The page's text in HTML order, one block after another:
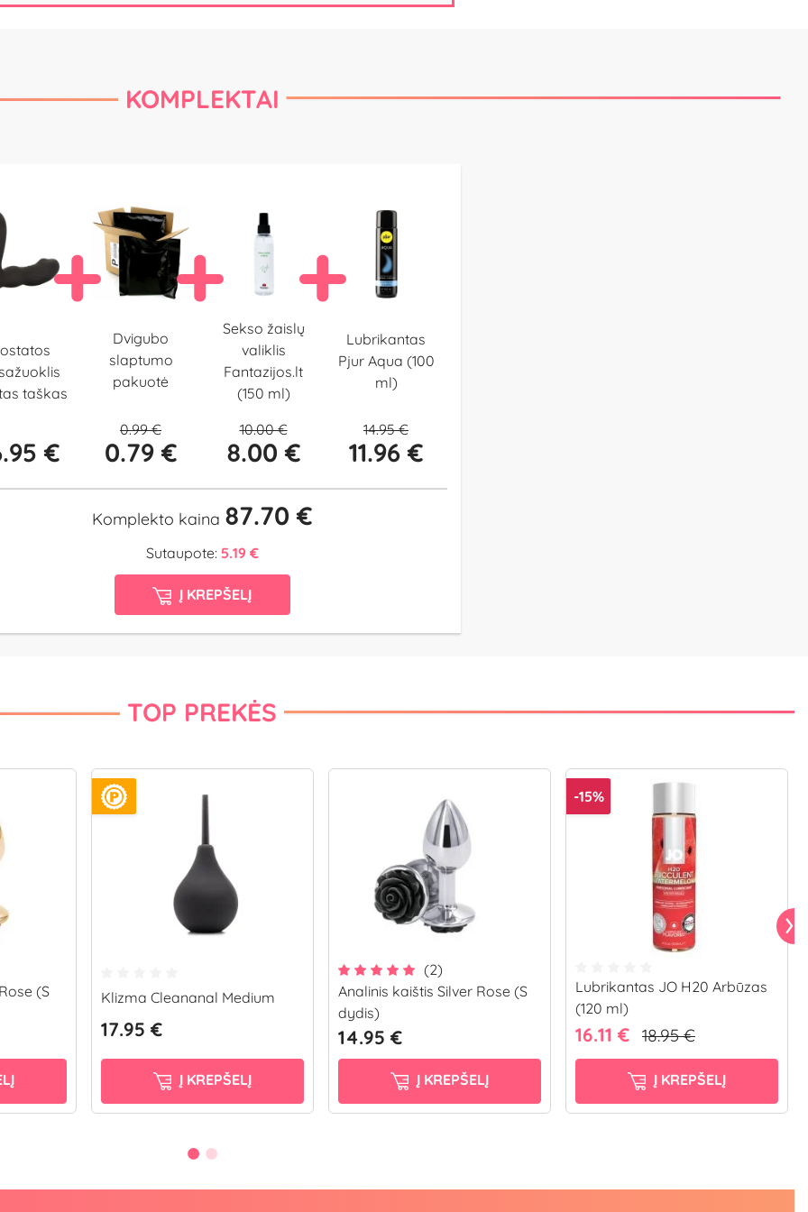
KOMPLEKTAI
taškas
€
Dvigubo
slaptumo
pakuotė
0.99 €
0.79 €
Sekso žaislų
valiklis
Fantazijos.lt
(150 ml)
10.00 €
8.00 €
Lubrikantas
Pjur Aqua (100
ml)
14.95 €
11.96 €
Komplekto kaina 87.70 €
Sutaupote: 5.19 €
Į KREPŠELĮ
TOP PREKĖS
(S Klizma Cleananal Medium
17.95 €
Į KREPŠELĮ
(2)
Analinis kaištis Silver Rose (S
dydis)
14.95 €
Į KREPŠELĮ
-15%
Lubrikantas JO H20 Arbūzas
(120 ml)
16.11 € 18.95 €
Į KREPŠELĮ